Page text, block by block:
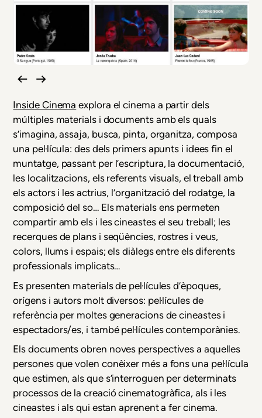
Inside Cinema explora el cinema a partir dels
múltiples materials i documents amb els quals
s’imagina, assaja, busca, pinta, organitza, composa
una pel·lícula: des dels primers apunts i idees fin el
muntatge, passant per l’escriptura, la documentació,
les localitzacions, els referents visuals, el treball amb
els actors i les actrius, l’organització del rodatge, la
composició del so… Els materials ens permeten
compartir amb els i les cineastes el seu treball; les
recerques de plans i seqüències, rostres i veus,
colors, llums i espais; els diàlegs entre els diferents
professionals implicats…
Es presenten materials de pel·lícules d’èpoques,
orígens i autors molt diversos: pel·lícules de
referència per moltes generacions de cineastes i
espectadors/es, i també pel·lícules contemporànies.
Els documents obren noves perspectives a aquelles
persones que volen conèixer més a fons una pel·lícula
que estimen, als que s’interroguen per determinats
processos de la creació cinematogràfica, als i les
cineastes i als qui estan aprenent a fer cinema.